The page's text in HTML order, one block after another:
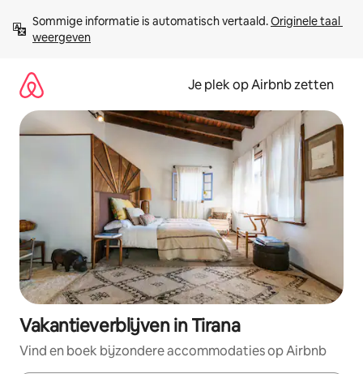
direct
naar
Sommige informatie is automatisch vertaald. Originele taal
weergeven
Je plek op Airbnb zetten
Vakantieverblijven in Tirana
Vind en boek bijzondere accommodaties op Airbnb